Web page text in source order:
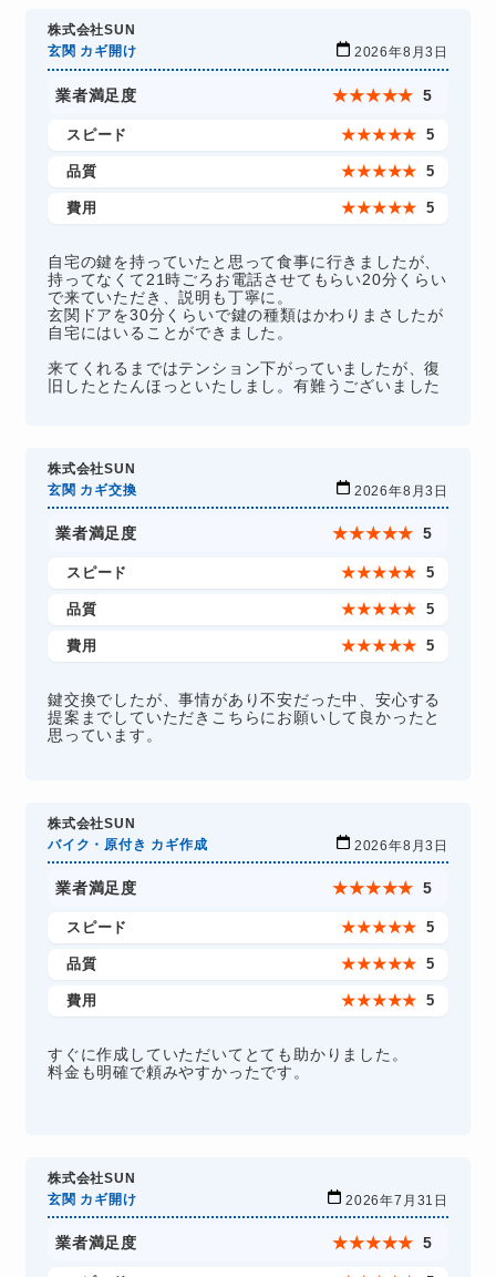
株式会社SUN
玄関 カギ開け
2026年8月3日
業者満足度 ★★★★★ 5
スピード ★★★★★ 5
品質 ★★★★★ 5
費用 ★★★★★ 5
自宅の鍵を持っていたと思って食事に行きましたが、
持ってなくて21時ごろお電話させてもらい20分くらい
で来ていただき、説明も丁寧に。
玄関ドアを30分くらいで鍵の種類はかわりまさしたが
自宅にはいることができました。
来てくれるまではテンション下がっていましたが、復
旧したとたんほっといたしまし。有難うございました
株式会社SUN
玄関 カギ交換
2026年8月3日
業者満足度 ★★★★★ 5
スピード ★★★★★ 5
品質 ★★★★★ 5
費用 ★★★★★ 5
鍵交換でしたが、事情があり不安だった中、安心する
提案までしていただきこちらにお願いして良かったと
思っています。
株式会社SUN
バイク・原付き カギ作成
2026年8月3日
業者満足度 ★★★★★ 5
スピード ★★★★★ 5
品質 ★★★★★ 5
費用 ★★★★★ 5
すぐに作成していただいてとても助かりました。
料金も明確で頼みやすかったです。
株式会社SUN
玄関 カギ開け
2026年7月31日
業者満足度 ★★★★★ 5